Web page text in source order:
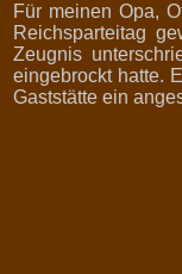
Für meinen Opa,
Reichsparteitag
Zeugnis
eingebrockt hatte.
Gaststätte ein